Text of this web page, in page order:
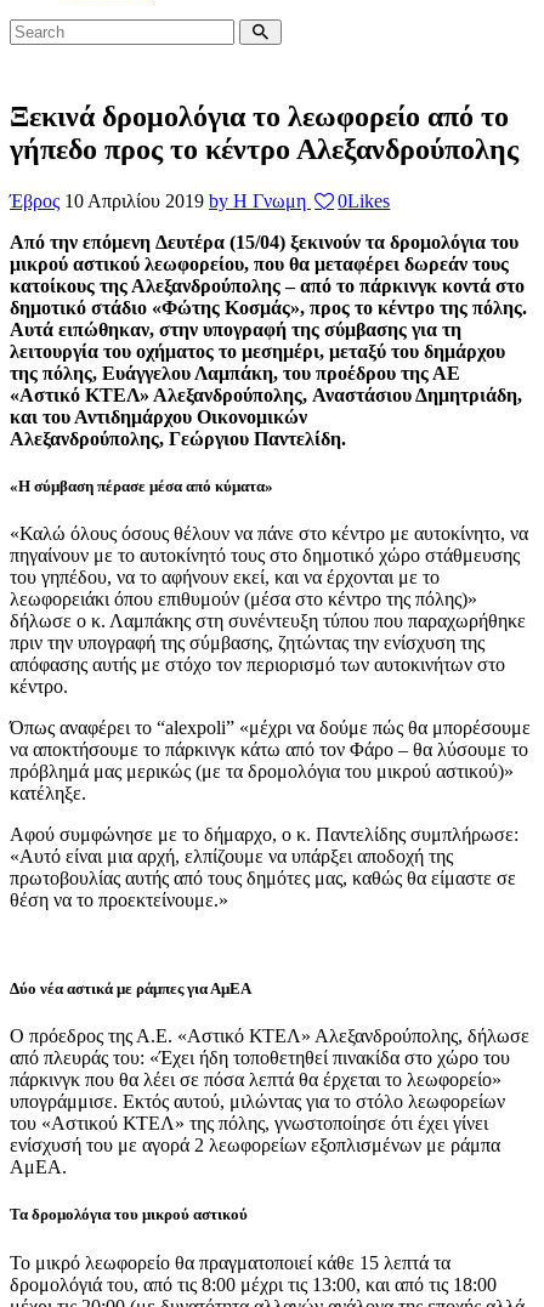
Ξεκινά δρομολόγια το λεωφορείο από το
γήπεδο προς το κέντρο Αλεξανδρούπολης
Έβρος 10 Απριλίου 2019 by Η Γνωμη 0Likes
Από την επόμενη Δευτέρα (15/04) ξεκινούν τα δρομολόγια του
μικρού αστικού λεωφορείου, που θα μεταφέρει δωρεάν τους
κατοίκους της Αλεξανδρούπολης – από το πάρκινγκ κοντά στο
δημοτικό στάδιο «Φώτης Κοσμάς», προς το κέντρο της πόλης.
Αυτά ειπώθηκαν, στην υπογραφή της σύμβασης για τη
λειτουργία του οχήματος το μεσημέρι, μεταξύ του δημάρχου
της πόλης, Ευάγγελου Λαμπάκη, του προέδρου της ΑΕ
«Αστικό ΚΤΕΛ» Αλεξανδρούπολης, Αναστάσιου Δημητριάδη,
και του Αντιδημάρχου Οικονομικών
Αλεξανδρούπολης, Γεώργιου Παντελίδη.
«Η σύμβαση πέρασε μέσα από κύματα»
«Καλώ όλους όσους θέλουν να πάνε στο κέντρο με αυτοκίνητο, να
πηγαίνουν με το αυτοκίνητό τους στο δημοτικό χώρο στάθμευσης
του γηπέδου, να το αφήνουν εκεί, και να έρχονται με το
λεωφορειάκι όπου επιθυμούν (μέσα στο κέντρο της πόλης)»
δήλωσε ο κ. Λαμπάκης στη συνέντευξη τύπου που παραχωρήθηκε
πριν την υπογραφή της σύμβασης, ζητώντας την ενίσχυση της
απόφασης αυτής με στόχο τον περιορισμό των αυτοκινήτων στο
κέντρο.
Όπως αναφέρει το “alexpoli” «μέχρι να δούμε πώς θα μπορέσουμε
να αποκτήσουμε το πάρκινγκ κάτω από τον Φάρο – θα λύσουμε το
πρόβλημά μας μερικώς (με τα δρομολόγια του μικρού αστικού)»
κατέληξε.
Αφού συμφώνησε με το δήμαρχο, ο κ. Παντελίδης συμπλήρωσε:
«Αυτό είναι μια αρχή, ελπίζουμε να υπάρξει αποδοχή της
πρωτοβουλίας αυτής από τους δημότες μας, καθώς θα είμαστε σε
θέση να το προεκτείνουμε.»
Δύο νέα αστικά με ράμπες για ΑμΕΑ
Ο πρόεδρος της Α.Ε. «Αστικό ΚΤΕΛ» Αλεξανδρούπολης, δήλωσε
από πλευράς του: «Έχει ήδη τοποθετηθεί πινακίδα στο χώρο του
πάρκινγκ που θα λέει σε πόσα λεπτά θα έρχεται το λεωφορείο»
υπογράμμισε. Εκτός αυτού, μιλώντας για το στόλο λεωφορείων
του «Αστικού ΚΤΕΛ» της πόλης, γνωστοποίησε ότι έχει γίνει
ενίσχυσή του με αγορά 2 λεωφορείων εξοπλισμένων με ράμπα
ΑμΕΑ.
Τα δρομολόγια του μικρού αστικού
Το μικρό λεωφορείο θα πραγματοποιεί κάθε 15 λεπτά τα
δρομολόγιά του, από τις 8:00 μέχρι τις 13:00, και από τις 18:00